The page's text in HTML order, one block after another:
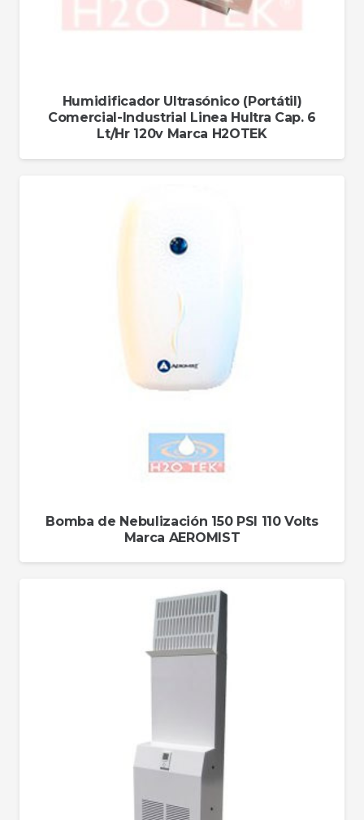
Humidificador Ultrasónico (Portátil)
Comercial-Industrial Linea Hultra Cap. 6
Lt/Hr 120v Marca H2OTEK
Bomba de Nebulización 150 PSI 110 Volts
Marca AEROMIST